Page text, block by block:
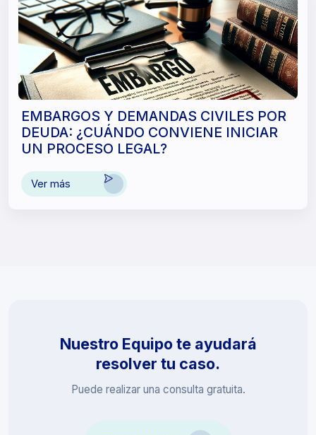
EMBARGOS Y DEMANDAS CIVILES POR
DEUDA: ¿CUÁNDO CONVIENE INICIAR
UN PROCESO LEGAL?
Ver más
Nuestro Equipo te ayudará
resolver tu caso.
Puede realizar una consulta gratuita.